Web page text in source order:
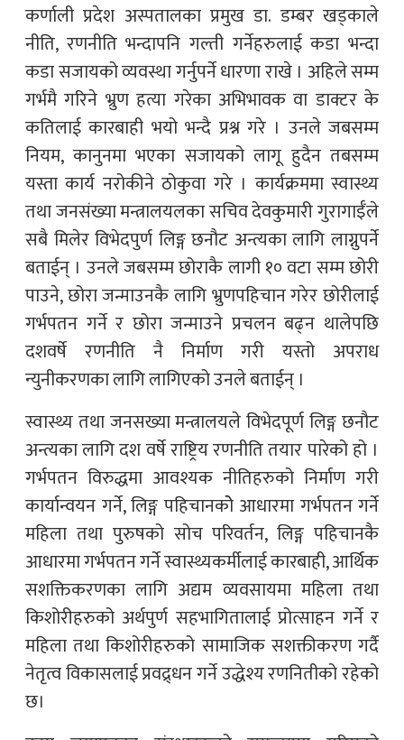
कर्णाली प्रदेश अस्पतालका प्रमुख डा. डम्बर खड्काले
नीति, रणनीति भन्दापनि गल्ती गर्नेहरुलाई कडा भन्दा
कडा सजायको व्यवस्था गर्नुपर्ने धारणा राखे । अहिले सम्म
गर्भमै गरिने भ्रुण हत्या गरेका अभिभावक वा डाक्टर के
कतिलाई कारबाही भयो भन्दै प्रश्न गरे । उनले जबसम्म
नियम, कानुनमा भएका सजायको लागू हुदैन तबसम्म
यस्ता कार्य नरोकीने ठोकुवा गरे । कार्यक्रममा स्वास्थ्य
तथा जनसंख्या मन्त्रालयलका सचिव देवकुमारी गुरागाईँले
सबै मिलेर विभेदपुर्ण लिङ्ग छनौट अन्त्यका लागि लाग्नुपर्ने
बताईन् । उनले जबसम्म छोराकै लागी १० वटा सम्म छोरी
पाउने, छोरा जन्माउनकै लागि भ्रुणपहिचान गरेर छोरीलाई
गर्भपतन गर्ने र छोरा जन्माउने प्रचलन बढ्न थालेपछि
दशवर्षे रणनीति नै निर्माण गरी यस्तो अपराध
न्युनीकरणका लागि लागिएको उनले बताईन् ।
स्वास्थ्य तथा जनसख्या मन्त्रालयले विभेदपूर्ण लिङ्ग छनौट
अन्त्यका लागि दश वर्षे राष्ट्रिय रणनीति तयार पारेको हो ।
गर्भपतन विरुद्धमा आवश्यक नीतिहरुको निर्माण गरी
कार्यान्वयन गर्ने, लिङ्ग पहिचानकोे आधारमा गर्भपतन गर्ने
महिला तथा पुरुषको सोच परिवर्तन, लिङ्ग पहिचानकै
आधारमा गर्भपतन गर्ने स्वास्थ्यकर्मीलाई कारबाही, आर्थिक
सशक्तिकरणका लागि अद्यम व्यवसायमा महिला तथा
किशोरीहरुको अर्थपुर्ण सहभागितालाई प्रोत्साहन गर्ने र
महिला तथा किशोरीहरुको सामाजिक सशक्तीकरण गर्दै
नेतृत्व विकासलाई प्रवद्र्धन गर्ने उद्धेश्य रणनितीको रहेको
छ।